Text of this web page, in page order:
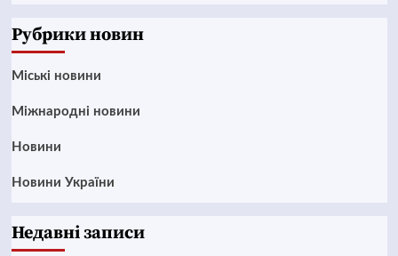
Рубрики новин
Mіські новини
Міжнародні новини
Новини
Новини України
Недавні записи